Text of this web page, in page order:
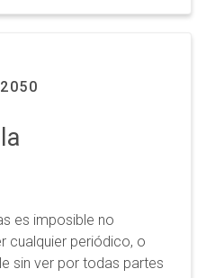
es imposible no
cualquier periódico, o
sin ver por todas partes